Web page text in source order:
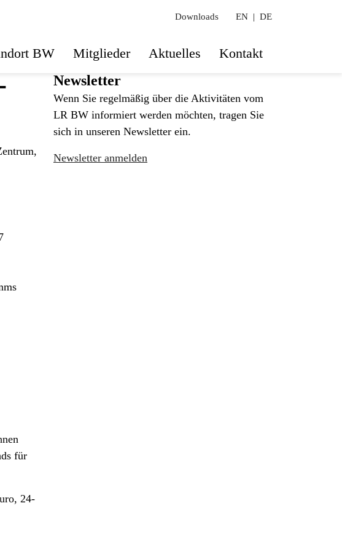
Downloads EN | DE
BW Mitglieder Aktuelles Kontakt
für
24-
Newsletter
Wenn Sie regelmäßig über die Aktivitäten vom
LR BW informiert werden möchten, tragen Sie
sich in unseren Newsletter ein.
Newsletter anmelden